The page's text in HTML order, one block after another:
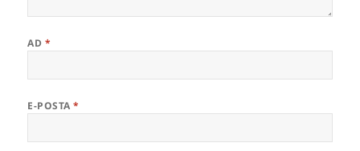
AD *
E-POSTA*